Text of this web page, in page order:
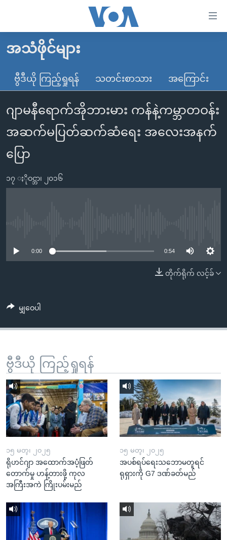
လွယ်ကူ
သည့်
များ
ပင်မ
အကြောင်းအရာ
ကျော်
ကြည့်
ရှာဖွေ
နေရာ
သို့
ကျော်
ရန်
မူလစာမျက်နှာ
မြန်မာ
ကမ္ဘာ့သတင်းများ
နိုင်ငံတကာ
အမေရိကန်
တရုတ်
အစ္စရေး-ပါလက်စတိုင်း
ဗွီဒီယို
သတင်းလွတ်လပ်ခွင့်
ရပ်ဝန်းတခု လမ်းတခု အလွန်
အင်္ဂလိပ်စာလေ့လာမယ်
အမေရိကန်သုံးအီဒီယံ
အပတ်စဉ်ကဏ္ဍများ
အသံဖိုင်များ
ဗွီဒီယို ကြည့်ရှုရန် သတင်းစာသား အကြောင်း
ဂျာမနီရောက်အိုဘားမား ကန်နဲ့ကမ္ဘာတဝန်း
အဆက်မပြတ်ဆက်ဆံရေး အလေးအနက်
ပြော
၁၇ ႏိုဝင္ဘာ၊ ၂၀၁၆
0:00 0:54
တိုက်ရိုက် လင့်ခ်
မျှဝေပါ
ဗွီဒီယို ကြည့်ရှုရန်
၁၅ မတ္၊ ၂၀၂၅
ရိုဟင်ဂျာ အထောက်အပံ့ဖြတ်
တောက်မှု ဟန့်တားဖို့ ကုလ
အကြီးအကဲ ကြိုးပမ်းမည်
၁၅ မတ္၊ ၂၀၂၅
အပစ်ရပ်ရေးသဘောမတူရင်
ရုရှားကို G7 ဒဏ်ခတ်မည်